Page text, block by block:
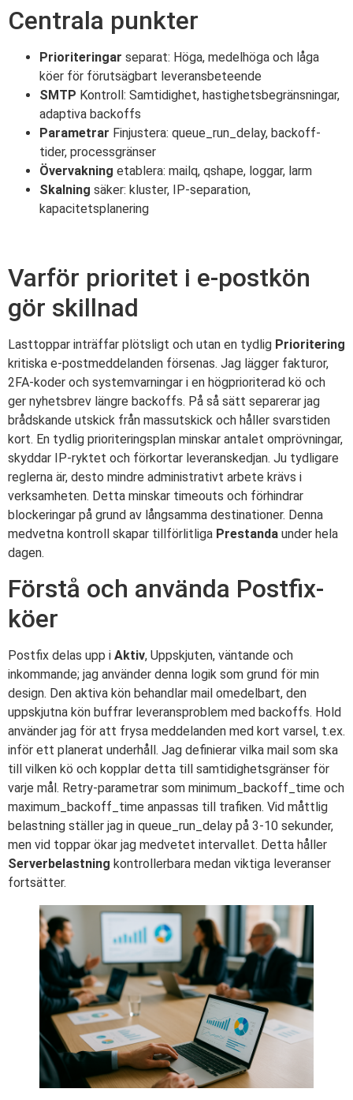
Centrala punkter
Prioriteringar separat: Höga, medelhöga och låga
köer för förutsägbart leveransbeteende
SMTP Kontroll: Samtidighet, hastighetsbegränsningar,
adaptiva backoffs
Parametrar Finjustera: queue_run_delay, backoff-
tider, processgränser
Övervakning etablera: mailq, qshape, loggar, larm
Skalning säker: kluster, IP-separation,
kapacitetsplanering
Varför prioritet i e-postkön
gör skillnad
Lasttoppar inträffar plötsligt och utan en tydlig Prioritering
kritiska e-postmeddelanden försenas. Jag lägger fakturor,
2FA-koder och systemvarningar i en högprioriterad kö och
ger nyhetsbrev längre backoffs. På så sätt separerar jag
brådskande utskick från massutskick och håller svarstiden
kort. En tydlig prioriteringsplan minskar antalet omprövningar,
skyddar IP-ryktet och förkortar leveranskedjan. Ju tydligare
reglerna är, desto mindre administrativt arbete krävs i
verksamheten. Detta minskar timeouts och förhindrar
blockeringar på grund av långsamma destinationer. Denna
medvetna kontroll skapar tillförlitliga Prestanda under hela
dagen.
Förstå och använda Postfix-
köer
Postfix delas upp i Aktiv, Uppskjuten, väntande och
inkommande; jag använder denna logik som grund för min
design. Den aktiva kön behandlar mail omedelbart, den
uppskjutna kön buffrar leveransproblem med backoffs. Hold
använder jag för att frysa meddelanden med kort varsel, t.ex.
inför ett planerat underhåll. Jag definierar vilka mail som ska
till vilken kö och kopplar detta till samtidighetsgränser för
varje mål. Retry-parametrar som minimum_backoff_time och
maximum_backoff_time anpassas till trafiken. Vid måttlig
belastning ställer jag in queue_run_delay på 3-10 sekunder,
men vid toppar ökar jag medvetet intervallet. Detta håller
Serverbelastning kontrollerbara medan viktiga leveranser
fortsätter.